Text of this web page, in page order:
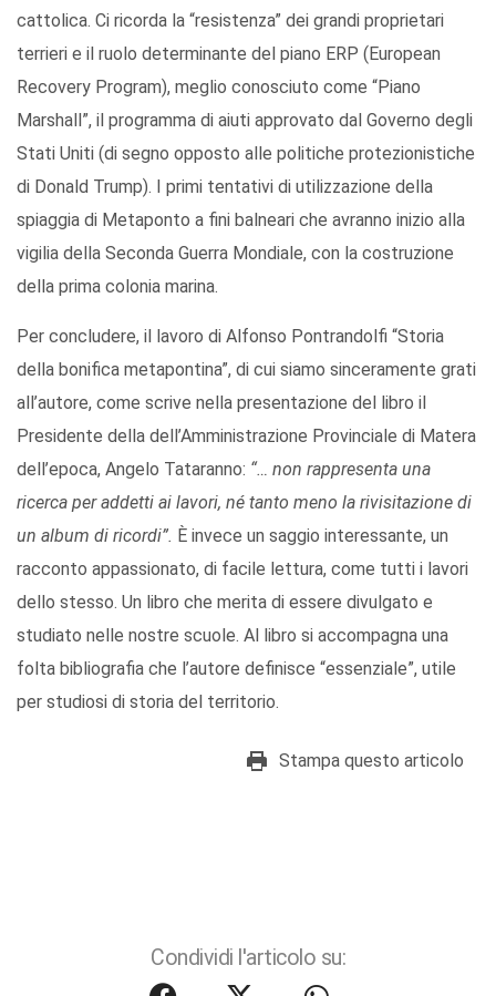
cattolica. Ci ricorda la “resistenza” dei grandi proprietari
terrieri e il ruolo determinante del piano ERP (European
Recovery Program), meglio conosciuto come “Piano
Marshall”, il programma di aiuti approvato dal Governo degli
Stati Uniti (di segno opposto alle politiche protezionistiche
di Donald Trump). I primi tentativi di utilizzazione della
spiaggia di Metaponto a fini balneari che avranno inizio alla
vigilia della Seconda Guerra Mondiale, con la costruzione
della prima colonia marina.
Per concludere, il lavoro di Alfonso Pontrandolfi “Storia
della bonifica metapontina”, di cui siamo sinceramente grati
all’autore, come scrive nella presentazione del libro il
Presidente della dell’Amministrazione Provinciale di Matera
dell’epoca, Angelo Tataranno: “… non rappresenta una
ricerca per addetti ai lavori, né tanto meno la rivisitazione di
un album di ricordi”. È invece un saggio interessante, un
racconto appassionato, di facile lettura, come tutti i lavori
dello stesso. Un libro che merita di essere divulgato e
studiato nelle nostre scuole. Al libro si accompagna una
folta bibliografia che l’autore definisce “essenziale”, utile
per studiosi di storia del territorio.
Stampa questo articolo
Condividi l'articolo su: